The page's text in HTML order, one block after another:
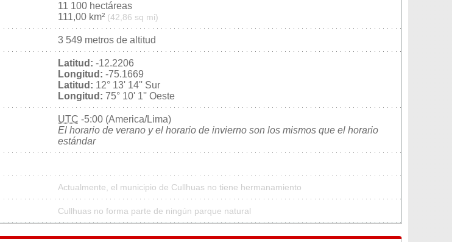
11 100 hectáreas
111,00 km² (42,86 sq mi)
3 549 metros de altitud
Latitud: -12.2206
Longitud: -75.1669
Latitud: 12° 13' 14'' Sur
Longitud: 75° 10' 1'' Oeste
UTC -5:00 (America/Lima)
El horario de verano y el horario de invierno son los mismos que el horario
estándar
Actualmente, el municipio de Cullhuas no tiene hermanamiento
Cullhuas no forma parte de ningún parque natural